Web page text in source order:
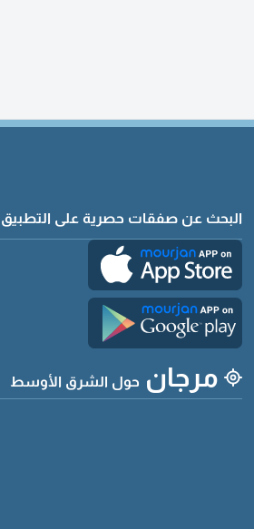
البحث عن صفقات حصرية على
مرجان حول الشرق الأوسط